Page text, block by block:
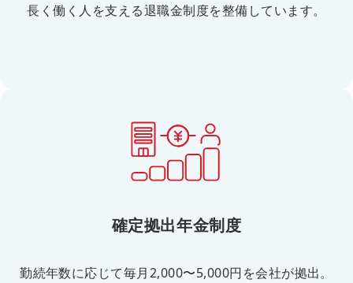
長く働く人を支える退職金制度を整備しています。
確定拠出年金制度
勤続年数に応じて毎月2,000〜5,000円を会社が拠出。